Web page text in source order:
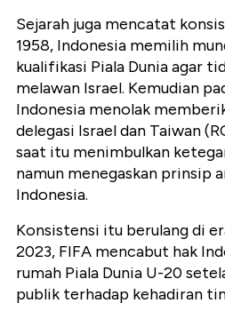
Sejarah juga mencatat
1958, Indonesia memilih
kualifikasi Piala Dunia agar
melawan Israel. Kemudian
Indonesia menolak
delegasi Israel dan Taiwan
saat itu menimbulkan
namun menegaskan prinsip
Indonesia.
Konsistensi itu berulang di
2023, FIFA mencabut hak
rumah Piala Dunia U-20
publik terhadap kehadiran